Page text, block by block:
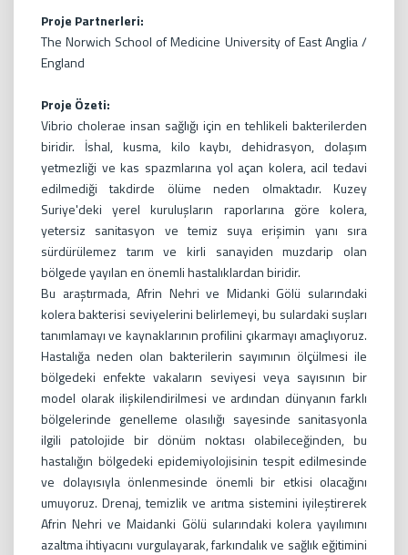
Proje Partnerleri:
The Norwich School of Medicine University of East Anglia /
England
Proje Özeti:
Vibrio cholerae insan sağlığı için en tehlikeli bakterilerden
biridir. İshal, kusma, kilo kaybı, dehidrasyon, dolaşım
yetmezliği ve kas spazmlarına yol açan kolera, acil tedavi
edilmediği takdirde ölüme neden olmaktadır. Kuzey
Suriye'deki yerel kuruluşların raporlarına göre kolera,
yetersiz sanitasyon ve temiz suya erişimin yanı sıra
sürdürülemez tarım ve kirli sanayiden muzdarip olan
bölgede yayılan en önemli hastalıklardan biridir.
Bu araştırmada, Afrin Nehri ve Midanki Gölü sularındaki
kolera bakterisi seviyelerini belirlemeyi, bu sulardaki suşları
tanımlamayı ve kaynaklarının profilini çıkarmayı amaçlıyoruz.
Hastalığa neden olan bakterilerin sayımının ölçülmesi ile
bölgedeki enfekte vakaların seviyesi veya sayısının bir
model olarak ilişkilendirilmesi ve ardından dünyanın farklı
bölgelerinde genelleme olasılığı sayesinde sanitasyonla
ilgili patolojide bir dönüm noktası olabileceğinden, bu
hastalığın bölgedeki epidemiyolojisinin tespit edilmesinde
ve dolayısıyla önlenmesinde önemli bir etkisi olacağını
umuyoruz. Drenaj, temizlik ve arıtma sistemini iyileştirerek
Afrin Nehri ve Maidanki Gölü sularındaki kolera yayılımını
azaltma ihtiyacını vurgulayarak, farkındalık ve sağlık eğitimini